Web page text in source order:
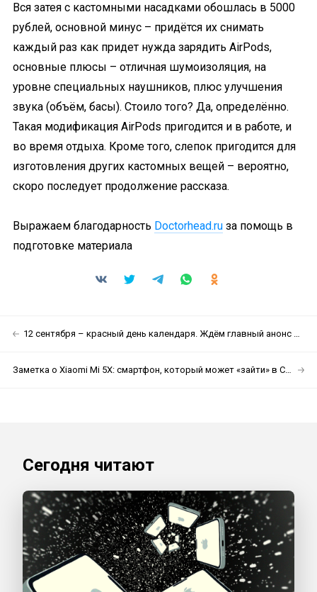
Вся затея с кастомными насадками обошлась в 5000
рублей, основной минус – придётся их снимать
каждый раз как придет нужда зарядить AirPods,
основные плюсы – отличная шумоизоляция, на
уровне специальных наушников, плюс улучшения
звука (объём, басы). Стоило того? Да, определённо.
Такая модификация AirPods пригодится и в работе, и
во время отдыха. Кроме того, слепок пригодится для
изготовления других кастомных вещей – вероятно,
скоро последует продолжение рассказа.
Выражаем благодарность Doctorhead.ru за помощь в
подготовке материала
12 сентября – красный день календаря. Ждём главный анонс Apple
Заметка о Xiaomi Mi 5X: смартфон, который может «зайти» в США
Сегодня читают